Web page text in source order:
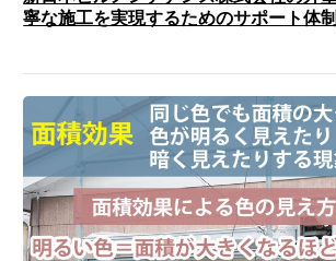
寧な施工を実現するためのサポート体制